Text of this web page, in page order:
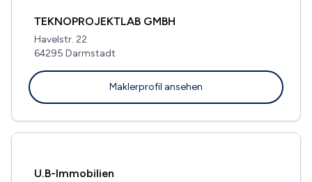
TEKNOPROJEKTLAB GMBH
Havelstr. 22
64295 Darmstadt
Maklerprofil ansehen
U.B-Immobilien